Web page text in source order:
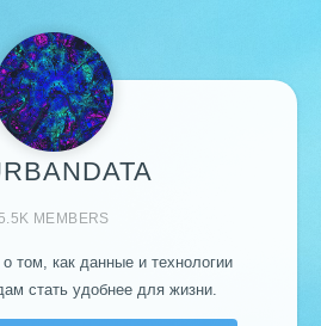
MEMBERS
том, как данные и технологии
стать удобнее для жизни.